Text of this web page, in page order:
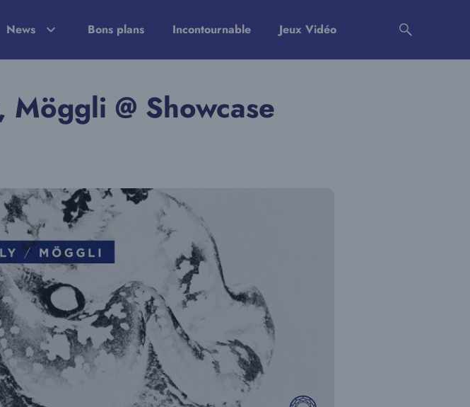
News Bons plans Incontournable Jeux Vidéo
@ Showcase